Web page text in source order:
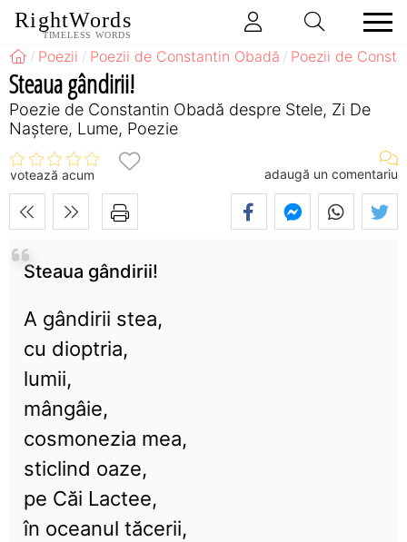
RightWords
TIMELESS WORDS
Poezii Poezii de Constantin Obadă Poezii de
Steaua gândirii!
Poezie de Constantin Obadă despre Stele, Zi De
Naștere, Lume, Poezie
votează acum adaugă un comentariu
Steaua gândirii!
A gândirii stea,
cu dioptria,
lumii,
mângâie,
cosmonezia mea,
sticlind oaze,
pe Căi Lactee,
în oceanul tăcerii,